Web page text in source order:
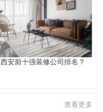
西安前十强装修公司排名？
查看更多